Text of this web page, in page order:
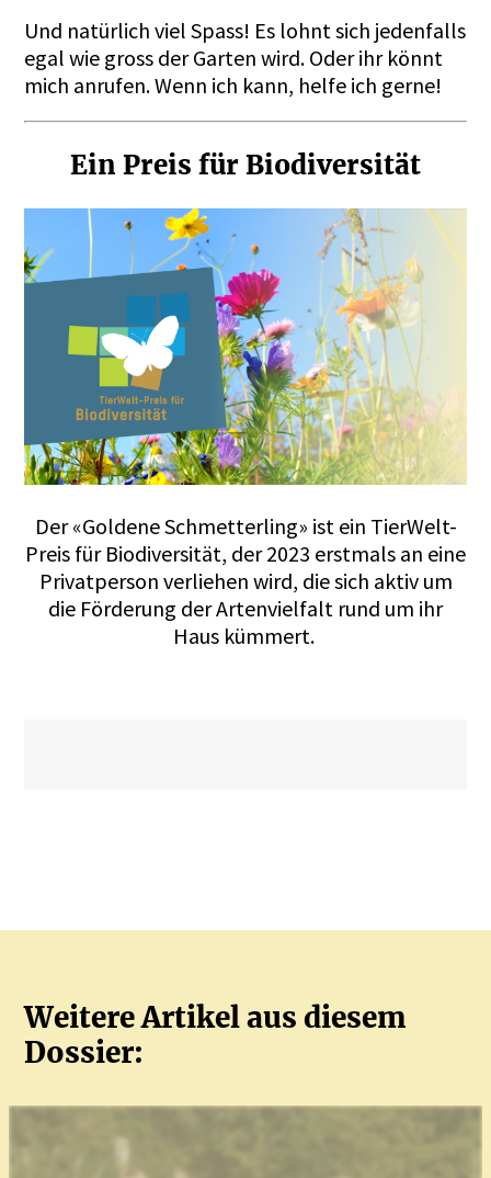
Und natürlich viel Spass! Es lohnt sich jedenfalls
egal wie gross der Garten wird. Oder ihr könnt
mich anrufen. Wenn ich kann, helfe ich gerne!
Ein Preis für Biodiversität
Der «Goldene Schmetterling» ist ein TierWelt-
Preis für Biodiversität, der 2023 erstmals an eine
Privatperson verliehen wird, die sich aktiv um
die Förderung der Artenvielfalt rund um ihr
Haus kümmert.
Weitere Artikel aus diesem
Dossier: